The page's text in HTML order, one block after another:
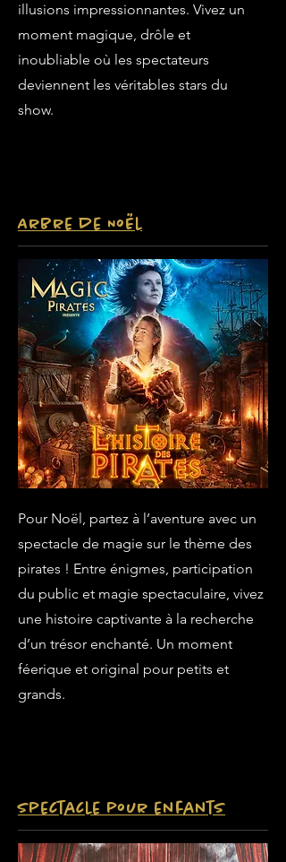
illusions impressionnantes. Vivez un
moment magique, drôle et
inoubliable où les spectateurs
deviennent les véritables stars du
show.
Arbre de Noël
Pour Noël, partez à l’aventure avec un
spectacle de magie sur le thème des
pirates ! Entre énigmes, participation
du public et magie spectaculaire, vivez
une histoire captivante à la recherche
d’un trésor enchanté. Un moment
féerique et original pour petits et
grands.
Spectacle pour enfants